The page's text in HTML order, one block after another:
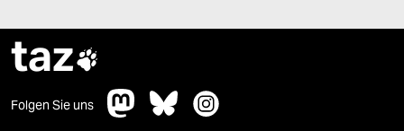
taz
Folgen Sie uns